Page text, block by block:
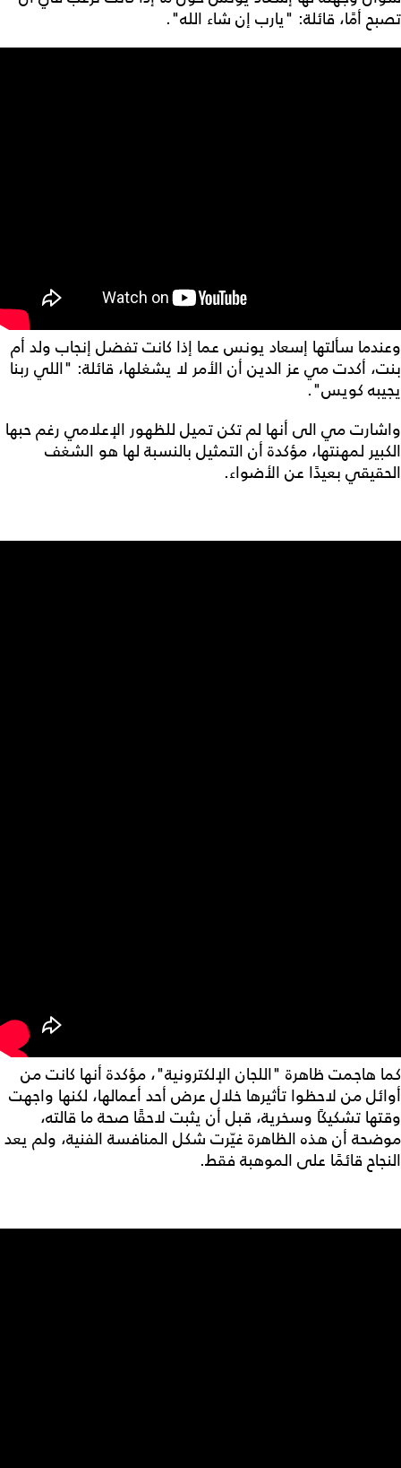
تصبح أمًا، قائلة: "يارب إن شاء الله".
وعندما سألتها إسعاد يونس عما إذا كانت تفضل إنجاب ولد أم
بنت، أكدت مي عز الدين أن الأمر لا يشغلها، قائلة: "اللي ربنا
يجيبه كويس".
واشارت مي الى أنها لم تكن تميل للظهور الإعلامي رغم حبها
الكبير لمهنتها، مؤكدة أن التمثيل بالنسبة لها هو الشغف
الحقيقي بعيدًا عن الأضواء.
كما هاجمت ظاهرة "اللجان الإلكترونية"، مؤكدة أنها كانت من
أوائل من لاحظوا تأثيرها خلال عرض أحد أعمالها، لكنها واجهت
وقتها تشكيكًا وسخرية، قبل أن يثبت لاحقًا صحة ما قالته،
موضحة أن هذه الظاهرة غيّرت شكل المنافسة الفنية، ولم يعد
النجاح قائمًا على الموهبة فقط.